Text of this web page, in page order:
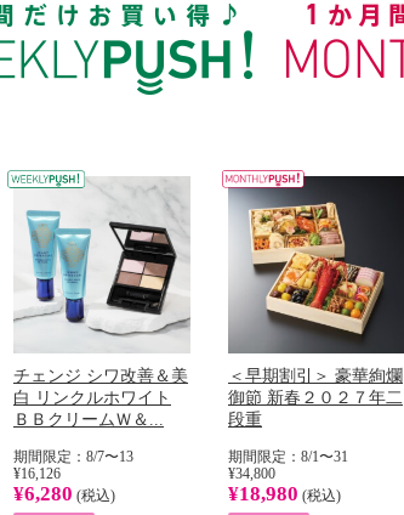
チェンジ シワ改善＆美
白 リンクルホワイト
ＢＢクリームＷ＆...
期間限定：8/7〜13
¥16,126
¥6,280 (税込)
＜早期割引＞ 豪華絢爛
御節 新春２０２７年二
段重
期間限定：8/1〜31
¥34,800
¥18,980 (税込)